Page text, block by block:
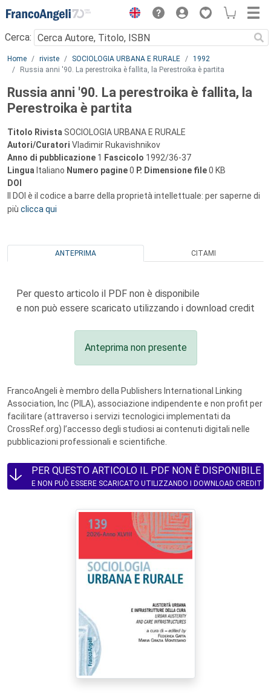
Menu
Cerca:
Main content
Home riviste SOCIOLOGIA URBANA E RURALE
1992
Russia anni '90. La perestroika è fallita, la Perestroika è partita
Russia anni '90. La perestroika è fallita, la
Perestroika è partita
Titolo Rivista SOCIOLOGIA URBANA E RURALE
Autori/Curatori Vladimir Rukavishnikov
Anno di pubblicazione 1 Fascicolo 1992/36-37
Lingua Italiano Numero pagine0 P. Dimensione file0 KB
DOI
Il DOI è il codice a barre della proprietà intellettuale: per saperne di
più clicca qui
ANTEPRIMA CITAMI
Per questo articolo il PDF non è disponibile
e non può essere scaricato utilizzando i download credit
Anteprima non presente
FrancoAngeli è membro della Publishers International Linking
Association, Inc (PILA), associazione indipendente e non profit per
facilitare (attraverso i servizi tecnologici implementati da
CrossRef.org) l’accesso degli studiosi ai contenuti digitali nelle
pubblicazioni professionali e scientifiche.
PER QUESTO ARTICOLO IL PDF NON È DISPONIBILE
E NON PUÒ ESSERE SCARICATO UTILIZZANDO I DOWNLOAD CREDIT